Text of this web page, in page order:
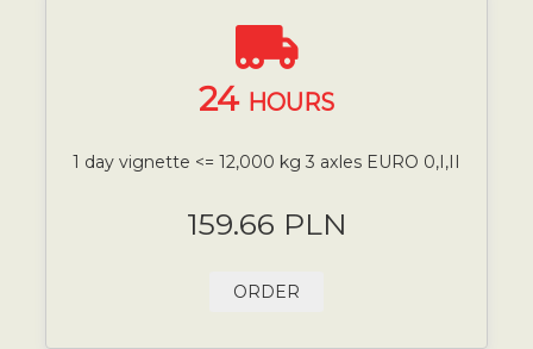
24 HOURS
1 day vignette <= 12,000 kg 3 axles EURO 0,I,II
159.66 PLN
ORDER